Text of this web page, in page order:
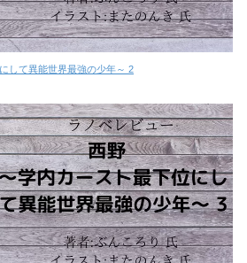
て異能世界最強の少年～ 2